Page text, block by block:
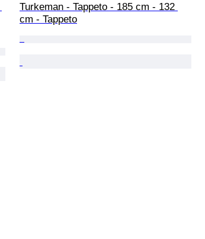
Turkeman - Tappeto - 185 cm - 132
cm - Tappeto